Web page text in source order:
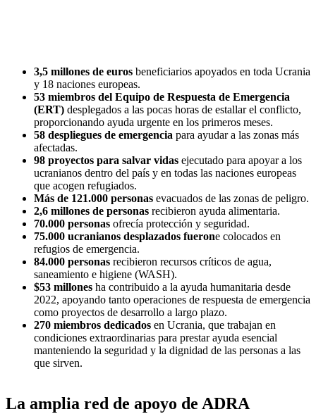
3,5 millones de euros beneficiarios apoyados en toda Ucrania
y 18 naciones europeas.
53 miembros del Equipo de Respuesta de Emergencia
(ERT) desplegados a las pocas horas de estallar el conflicto,
proporcionando ayuda urgente en los primeros meses.
58 despliegues de emergencia para ayudar a las zonas más
afectadas.
98 proyectos para salvar vidas ejecutado para apoyar a los
ucranianos dentro del país y en todas las naciones europeas
que acogen refugiados.
Más de 121.000 personas evacuados de las zonas de peligro.
2,6 millones de personas recibieron ayuda alimentaria.
70.000 personas ofrecía protección y seguridad.
75.000 ucranianos desplazados fuerone colocados en
refugios de emergencia.
84.000 personas recibieron recursos críticos de agua,
saneamiento e higiene (WASH).
$53 millones ha contribuido a la ayuda humanitaria desde
2022, apoyando tanto operaciones de respuesta de emergencia
como proyectos de desarrollo a largo plazo.
270 miembros dedicados en Ucrania, que trabajan en
condiciones extraordinarias para prestar ayuda esencial
manteniendo la seguridad y la dignidad de las personas a las
que sirven.
La amplia red de apoyo de ADRA